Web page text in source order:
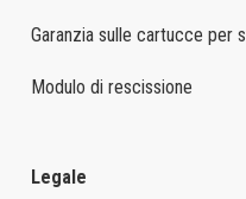
Garanzia sulle cartucce per
Modulo di rescissione
Legale